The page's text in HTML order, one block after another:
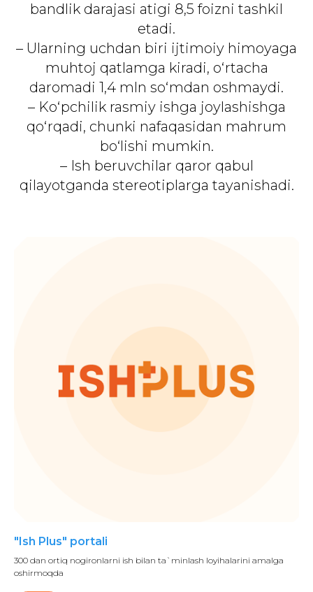
bandlik darajasi atigi 8,5 foizni tashkil
etadi.
– Ularning uchdan biri ijtimoiy himoyaga
muhtoj qatlamga kiradi, o‘rtacha
daromadi 1,4 mln so‘mdan oshmaydi.
– Ko‘pchilik rasmiy ishga joylashishga
qo‘rqadi, chunki nafaqasidan mahrum
bo‘lishi mumkin.
– Ish beruvchilar qaror qabul
qilayotganda stereotiplarga tayanishadi.
"Ish Plus" portali
300 dan ortiq nogironlarni ish bilan ta`minlash loyihalarini amalga
oshirmoqda